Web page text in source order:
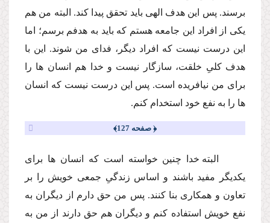
برسند. پس این هدف الهى باید تحقق پیدا كند. البته من هم
یكى از افراد این جامعه هستم كه باید به هدفم برسم؛ اما
این درست نیست كه افراد دیگر، فداى من شوند. این با
هدف كلىِ خلقت، سازگار نیست و خدا هم انسان ها را
براى من نیافریده است. پس این درست نیست كه انسان
ها را به نفع خود استخدام كنم.
﴿ صفحه 127﴾
البته خدا چنین خواسته است كه انسان ها براى
یكدیگر مفید باشند و اساس زندگىِ جمعى خویش را بر
تعاون و همكارى بنا كنند. پس من حق دارم از دیگران به
نفع خویش استفاده كنم و دیگران هم حق دارند از من به